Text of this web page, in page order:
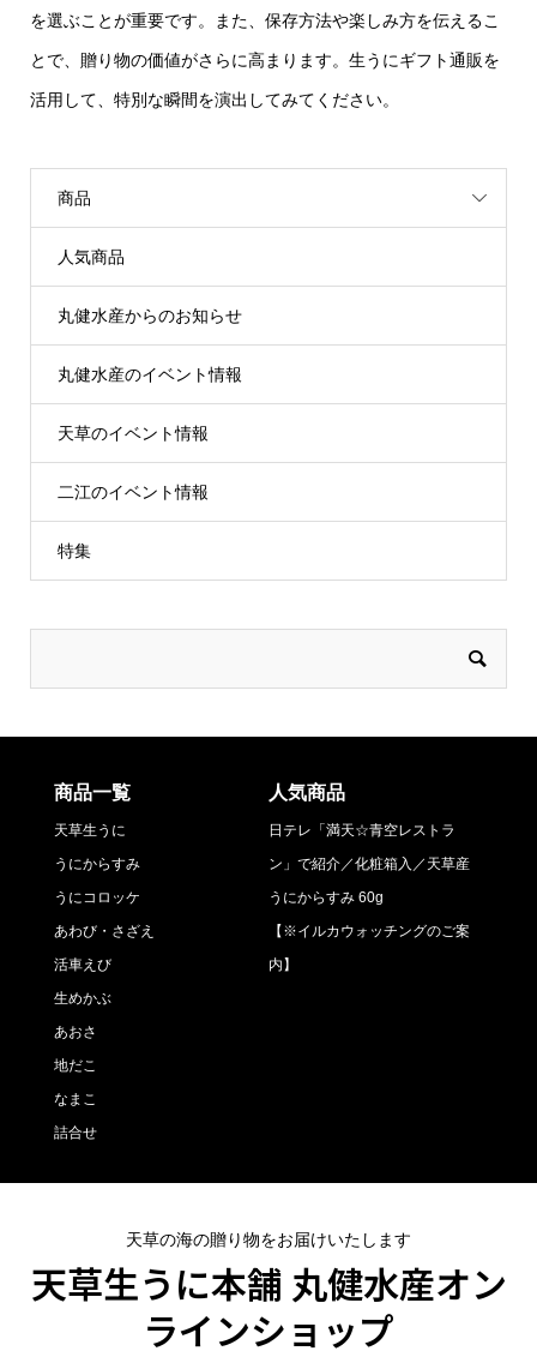
を選ぶことが重要です。また、保存方法や楽しみ方を伝えるこ
とで、贈り物の価値がさらに高まります。生うにギフト通販を
活用して、特別な瞬間を演出してみてください。
商品
人気商品
丸健水産からのお知らせ
丸健水産のイベント情報
天草のイベント情報
二江のイベント情報
特集
商品一覧
天草生うに
うにからすみ
うにコロッケ
あわび・さざえ
活車えび
生めかぶ
あおさ
地だこ
なまこ
詰合せ
人気商品
日テレ「満天☆青空レストラ
ン」で紹介／化粧箱入／天草産
うにからすみ 60g
【※イルカウォッチングのご案
内】
天草の海の贈り物をお届けいたします
天草生うに本舗 丸健水産オン
ラインショップ